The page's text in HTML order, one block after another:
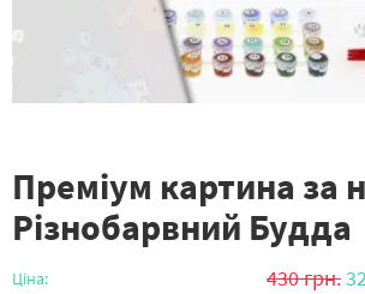
Преміум картина за
Різнобарвний Будда
Ціна: 430грн.